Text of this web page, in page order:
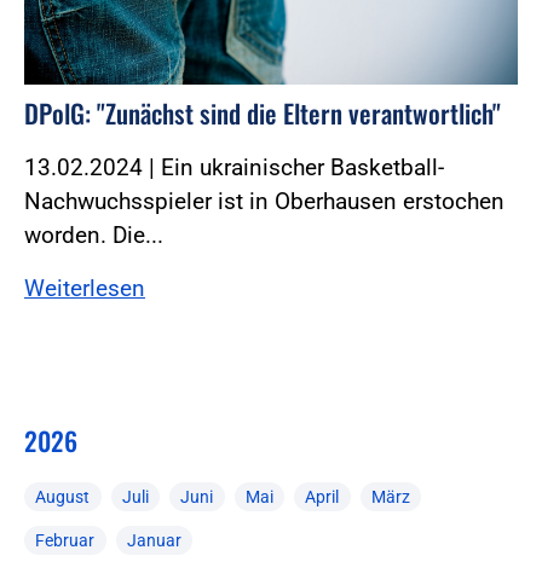
DPolG: "Zunächst sind die Eltern verantwortlich"
13.02.2024 | Ein ukrainischer Basketball-
Nachwuchsspieler ist in Oberhausen erstochen
worden. Die...
Weiterlesen
2026
August Juli Juni Mai April März
Februar Januar